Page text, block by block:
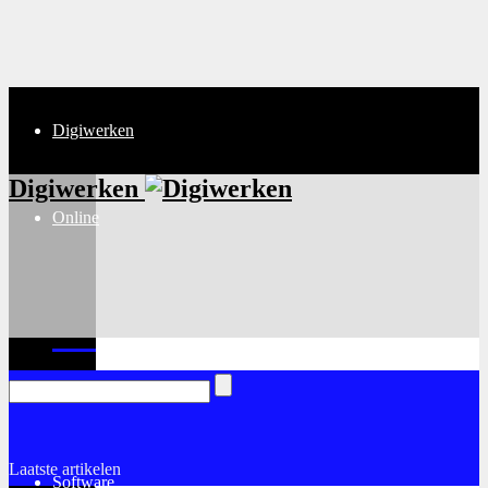
Digiwerken
Online
Software
Digiwerken
Laatste artikelen